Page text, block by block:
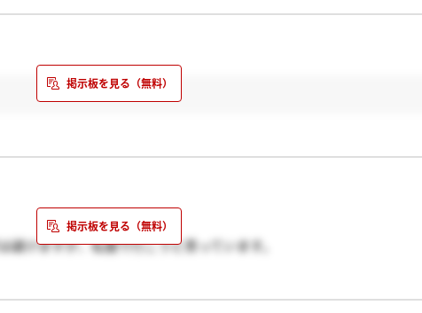
避けますが、私服で行こうと思っています。
ストやりにくいでしょ！」と言われたので、先方もあまり気にされて